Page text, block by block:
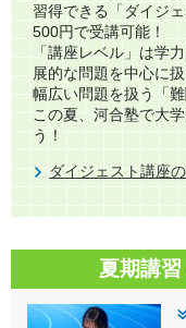
習得できる「ダイジ
500円で受講可能！
「講座レベル」は学
展的な問題を中心に
幅広い問題を扱う「
この夏、河合塾で大
う！
ダイジェスト講座
夏期講